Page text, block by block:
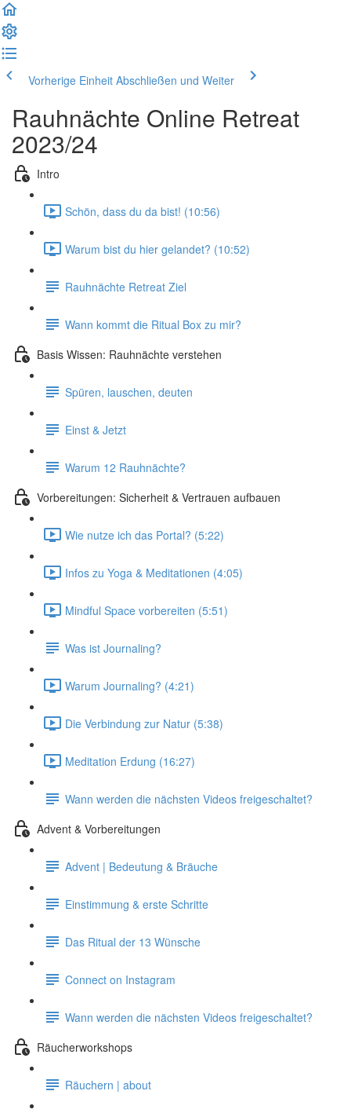
Vorherige Einheit Abschließen und Weiter
Rauhnächte Online Retreat
2023/24
Intro
Schön, dass du da bist! (10:56)
Warum bist du hier gelandet? (10:52)
Rauhnächte Retreat Ziel
Wann kommt die Ritual Box zu mir?
Basis Wissen: Rauhnächte verstehen
Spüren, lauschen, deuten
Einst & Jetzt
Warum 12 Rauhnächte?
Vorbereitungen: Sicherheit & Vertrauen aufbauen
Wie nutze ich das Portal? (5:22)
Infos zu Yoga & Meditationen (4:05)
Mindful Space vorbereiten (5:51)
Was ist Journaling?
Warum Journaling? (4:21)
Die Verbindung zur Natur (5:38)
Meditation Erdung (16:27)
Wann werden die nächsten Videos freigeschaltet?
Advent & Vorbereitungen
Advent | Bedeutung & Bräuche
Einstimmung & erste Schritte
Das Ritual der 13 Wünsche
Connect on Instagram
Wann werden die nächsten Videos freigeschaltet?
Räucherworkshops
Räuchern | about